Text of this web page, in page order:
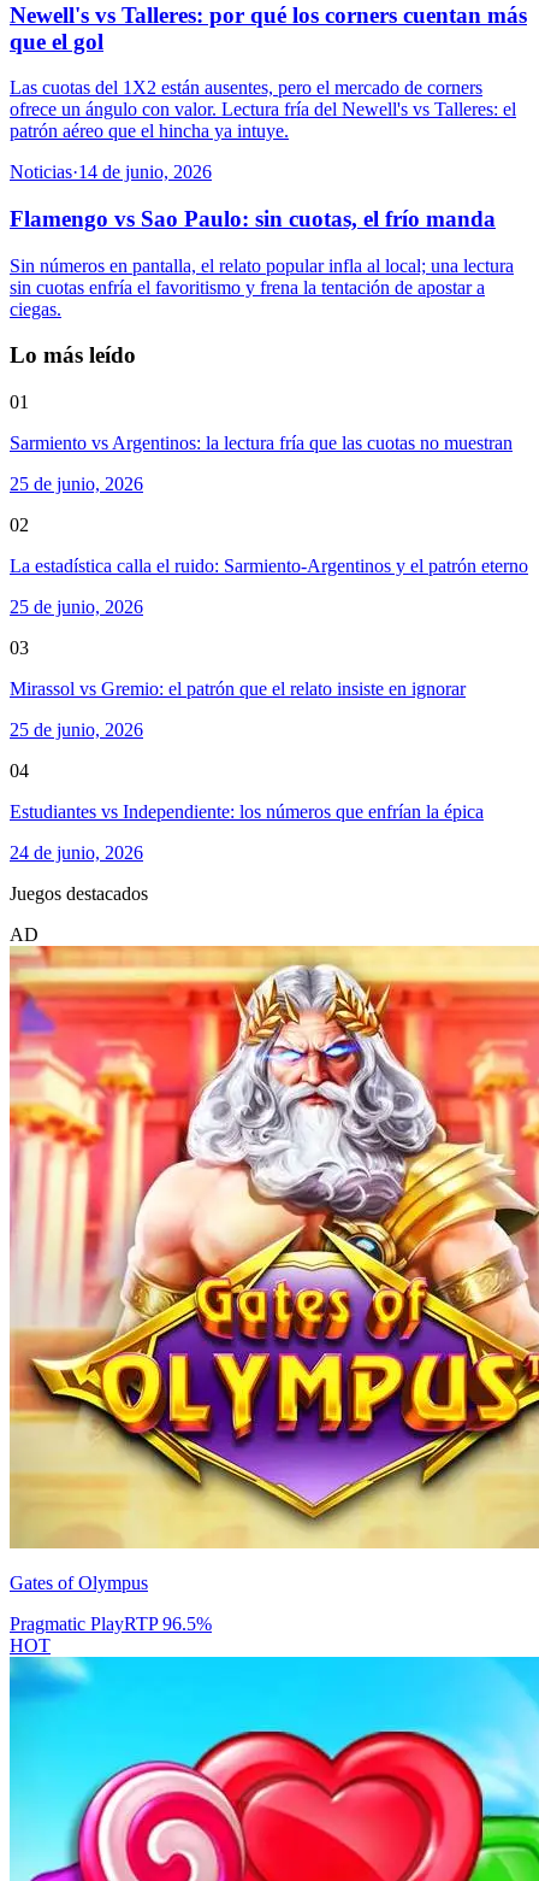
Newell's vs Talleres: por qué los corners cuentan más
que el gol
Las cuotas del 1X2 están ausentes, pero el mercado de corners
ofrece un ángulo con valor. Lectura fría del Newell's vs Talleres: el
patrón aéreo que el hincha ya intuye.
Noticias·14 de junio, 2026
Flamengo vs Sao Paulo: sin cuotas, el frío manda
Sin números en pantalla, el relato popular infla al local; una lectura
sin cuotas enfría el favoritismo y frena la tentación de apostar a
ciegas.
Lo más leído
01
Sarmiento vs Argentinos: la lectura fría que las cuotas no muestran
25 de junio, 2026
02
La estadística calla el ruido: Sarmiento-Argentinos y el patrón eterno
25 de junio, 2026
03
Mirassol vs Gremio: el patrón que el relato insiste en ignorar
25 de junio, 2026
04
Estudiantes vs Independiente: los números que enfrían la épica
24 de junio, 2026
Juegos destacados
AD
Gates of Olympus
Pragmatic PlayRTP96.5%
HOT